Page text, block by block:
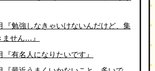
『勉強しなきゃいけないんだけど、集
せん…』
『有名人になりたいです』